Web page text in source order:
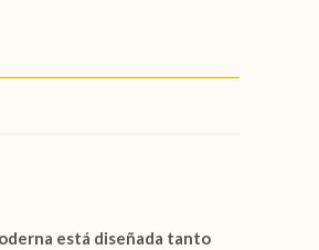
está diseñada tanto